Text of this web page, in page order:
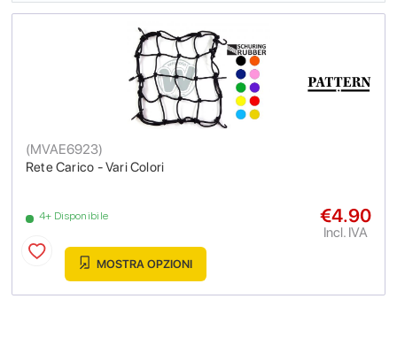
Rete Carico - Vari Colori
(MVAE6923)
4+ Disponibile €4.90
Incl. IVA
MOSTRA OPZIONI